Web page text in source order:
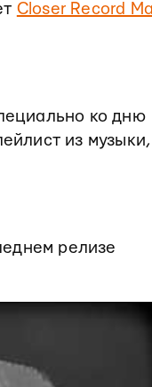
Closer Record
ко дню
из музыки,
релизе